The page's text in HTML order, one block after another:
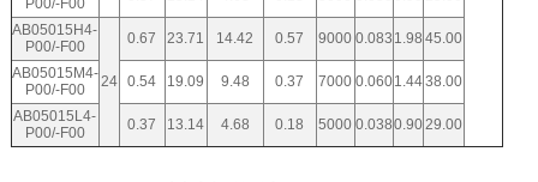
P00/-F00
AB05015H4-
P00/-F00
24
0.67 23.71 14.42 0.57 9000 0.083 1.98 45.00
AB05015M4-
P00/-F00
0.54 19.09 9.48 0.37 7000 0.0601.4438.00
AB05015L4-
P00/-F00
0.37 13.14 4.68 0.18 5000 0.0380.9029.00